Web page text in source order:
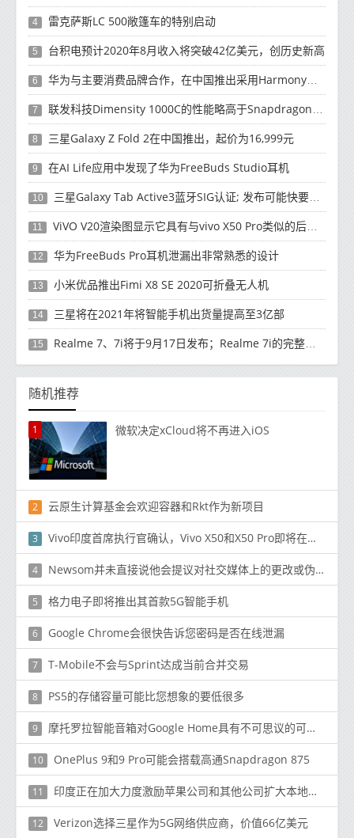
4 雷克萨斯LC 500敞篷车的特别启动
5 台积电预计2020年8月收入将突破42亿美元，创历史新高
6 华为与主要消费品牌合作，在中国推出采用HarmonyOS 2.0的智能家居产品
7 联发科技Dimensity 1000C的性能略高于Snapdragon 765G
8 三星Galaxy Z Fold 2在中国推出，起价为16,999元
9 在AI Life应用中发现了华为FreeBuds Studio耳机
10 三星Galaxy Tab Active3蓝牙SIG认证; 发布可能快要结束了
11 ViVO V20渲染图显示它具有与vivo X50 Pro类似的后部设计
12 华为FreeBuds Pro耳机泄漏出非常熟悉的设计
13 小米优品推出Fimi X8 SE 2020可折叠无人机
14 三星将在2021年将智能手机出货量提高至3亿部
15 Realme 7、7i将于9月17日发布；Realme 7i的完整规格并导致泄漏
随机推荐
1 微软决定xCloud将不再进入iOS
2 云原生计算基金会欢迎容器和Rkt作为新项目
3 Vivo印度首席执行官确认，Vivo X50和X50 Pro即将在印度推出
4 Newsom并未直接说他会提议对社交媒体上的更改或伪造视频进行监管
5 格力电子即将推出其首款5G智能手机
6 Google Chrome会很快告诉您密码是否在线泄漏
7 T-Mobile不会与Sprint达成当前合并交易
8 PS5的存储容量可能比您想象的要低很多
9 摩托罗拉智能音箱对Google Home具有不可思议的可能性
10 OnePlus 9和9 Pro可能会搭载高通Snapdragon 875
11 印度正在加大力度激励苹果公司和其他公司扩大本地生产
12 Verizon选择三星作为5G网络供应商，价值66亿美元